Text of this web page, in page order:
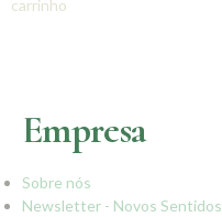
carrinho
Empresa
Sobre nós
Newsletter - Novos Sentidos